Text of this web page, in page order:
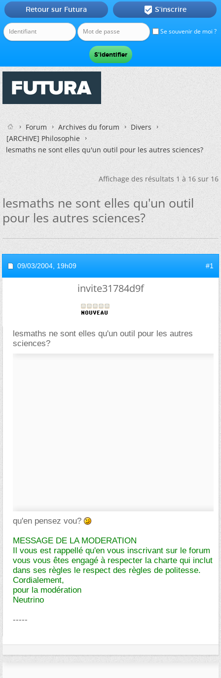
Se souvenir de moi ?
Retour sur Futura  S'inscrire
Forum Archives du forum
Divers
[ARCHIVE] Philosophie
lesmaths ne sont elles qu'un outil pour les autres sciences?
Affichage des résultats 1 à 16 sur 16
lesmaths ne sont elles qu'un outil
pour les autres sciences?
09/03/2004, 19h09 #1
invite31784d9f
lesmaths ne sont elles qu'un outil pour les autres
sciences?
qu'en pensez vou?
MESSAGE DE LA MODERATION
Il vous est rappellé qu'en vous inscrivant sur le forum
vous vous êtes engagé à respecter la charte qui inclut
dans ses règles le respect des règles de politesse.
Cordialement,
pour la modération
Neutrino
-----